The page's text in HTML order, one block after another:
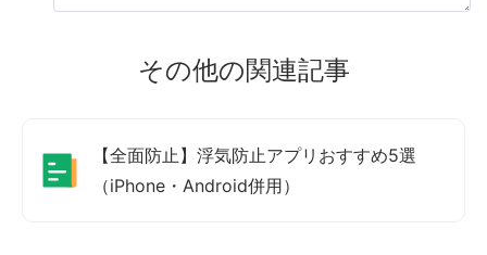
その他の関連記事
【全面防止】浮気防止アプリおすすめ5選
（iPhone・Android併用）